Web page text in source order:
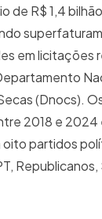
de R$ 1,4
em licitações
(Dnocs).
2018 e 2024
oito partidos